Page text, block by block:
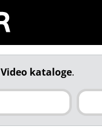
Video kataloge.